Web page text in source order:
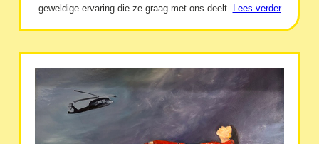
geweldige ervaring die ze graag met ons deelt.
Lees verder